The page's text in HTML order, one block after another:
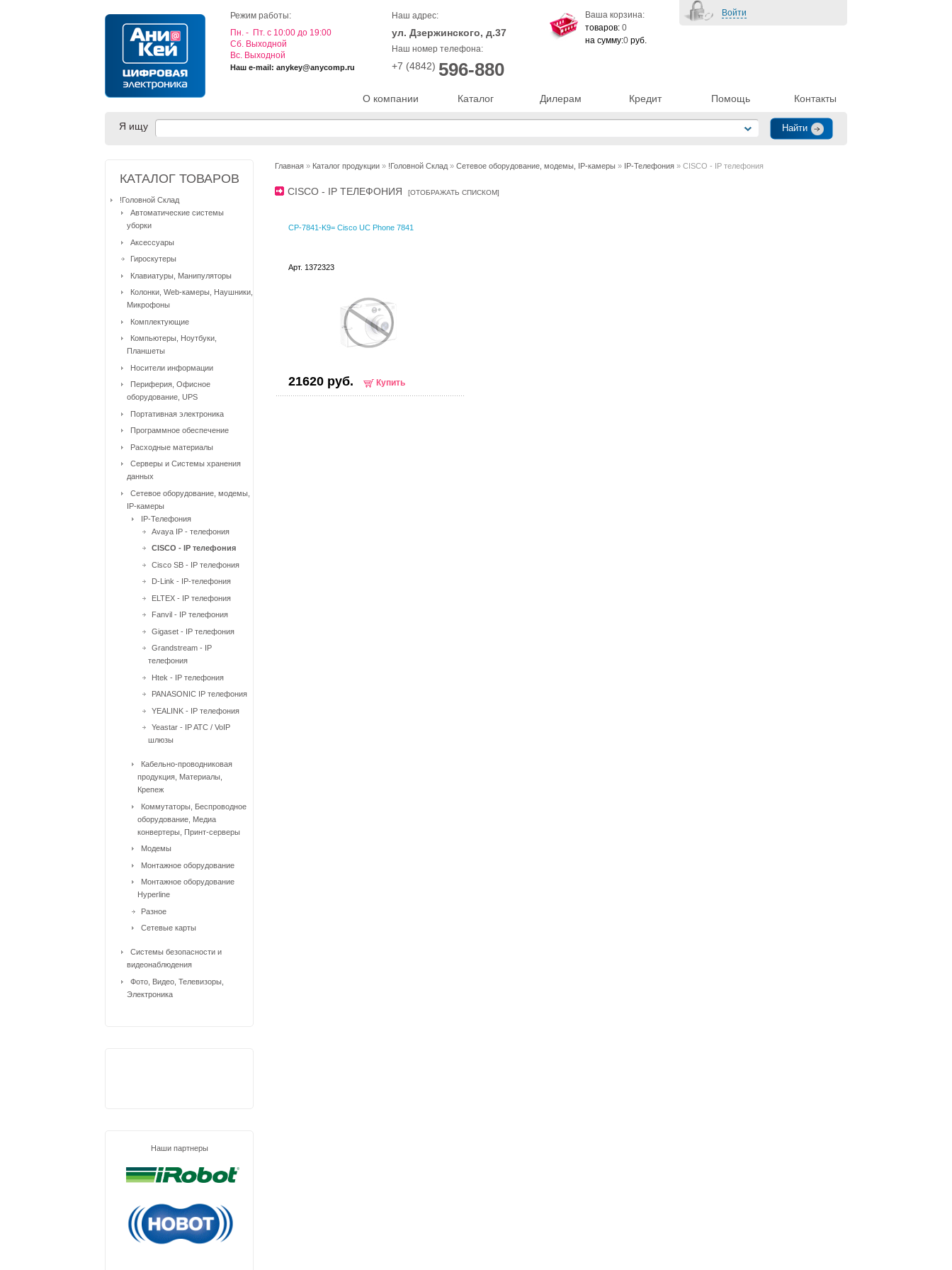
О компании Каталог Дилерам Кредит Помощь Контакты
Режим работы:
Пн. - Пт. с 10:00 до 19:00
Cб. Выходной
Вс. Выходной
Наш e-mail: anykey@anycomp.ru
Наш адрес:
ул. Дзержинского, д.37
Наш номер телефона:
+7 (4842) 596-880
Войти
Ваша корзина:
товаров: 0
на сумму:0 руб.
Я ищу
Главная » Каталог продукции » !Головной Склад » Сетевое оборудование, модемы, IP-камеры » IP-Телефония » CISCO - IP телефония
CISCO - IP ТЕЛЕФОНИЯ [ОТОБРАЖАТЬ СПИСКОМ]
CP-7841-K9= Cisco UC Phone 7841
Арт. 1372323
21620 руб. Купить
КАТАЛОГ ТОВАРОВ
!Головной Склад
Автоматические системы
уборки
Аксессуары
Гироскутеры
Клавиатуры, Манипуляторы
Колонки, Web-камеры, Наушники,
Микрофоны
Комплектующие
Компьютеры, Ноутбуки,
Планшеты
Носители информации
Периферия, Офисное
оборудование, UPS
Портативная электроника
Программное обеспечение
Расходные материалы
Серверы и Системы хранения
данных
Сетевое оборудование, модемы,
IP-камеры
IP-Телефония
Avaya IP - телефония
CISCO - IP телефония
Cisco SB - IP телефония
D-Link - IP-телефония
ELTEX - IP телефония
Fanvil - IP телефония
Gigaset - IP телефония
Grandstream - IP
телефония
Htek - IP телефония
PANASONIC IP телефония
YEALINK - IP телефония
Yeastar - IP ATC / VoIP
шлюзы
Кабельно-проводниковая
продукция, Материалы,
Крепеж
Коммутаторы, Беспроводное
оборудование, Медиа
конвертеры, Принт-серверы
Модемы
Монтажное оборудование
Монтажное оборудование
Hyperline
Разное
Сетевые карты
Системы безопасности и
видеонаблюдения
Фото, Видео, Телевизоры,
Электроника
Наши партнеры